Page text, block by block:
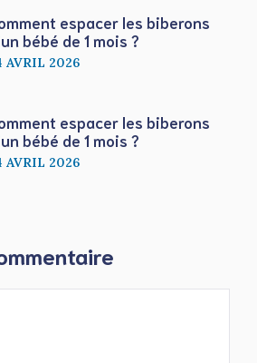
espacer les biberons
bébé de 1 mois ?
AVRIL 2026
espacer les biberons
bébé de 1 mois ?
AVRIL 2026